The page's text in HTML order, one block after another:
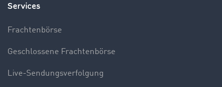
Services
Frachtenbörse
Geschlossene Frachtenbörse
Live-Sendungsverfolgung